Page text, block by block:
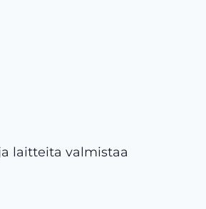
laitteita valmistaa